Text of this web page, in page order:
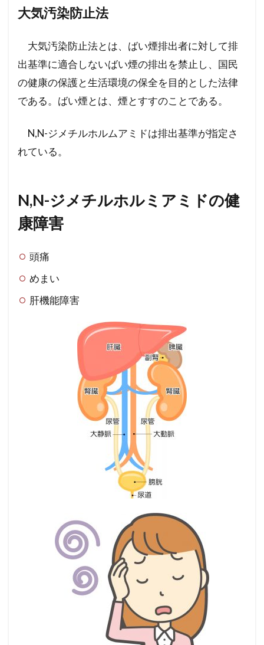
大気汚染防止法
大気汚染防止法とは、ばい煙排出者に対して排
出基準に適合しないばい煙の排出を禁止し、国民
の健康の保護と生活環境の保全を目的とした法律
である。ばい煙とは、煙とすすのことである。
N,N-ジメチルホルムアミドは排出基準が指定さ
れている。
N,N-ジメチルホルミアミドの健
康障害
頭痛
めまい
肝機能障害